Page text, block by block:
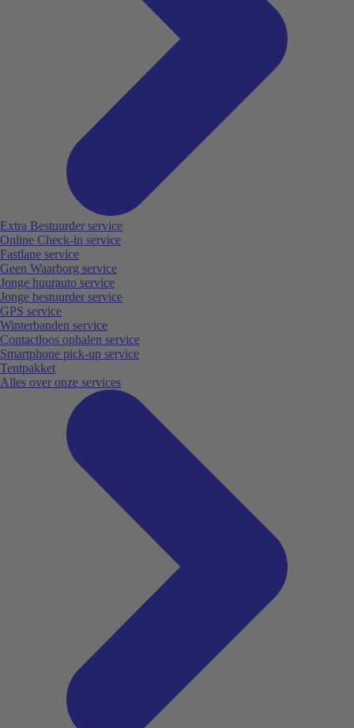
Extra Bestuurder service
Online Check-in service
Fastlane service
Geen Waarborg service
Jonge huurauto service
Jonge bestuurder service
GPS service
Winterbanden service
Contactloos ophalen service
Smartphone pick-up service
Tentpakket
Alles over onze services